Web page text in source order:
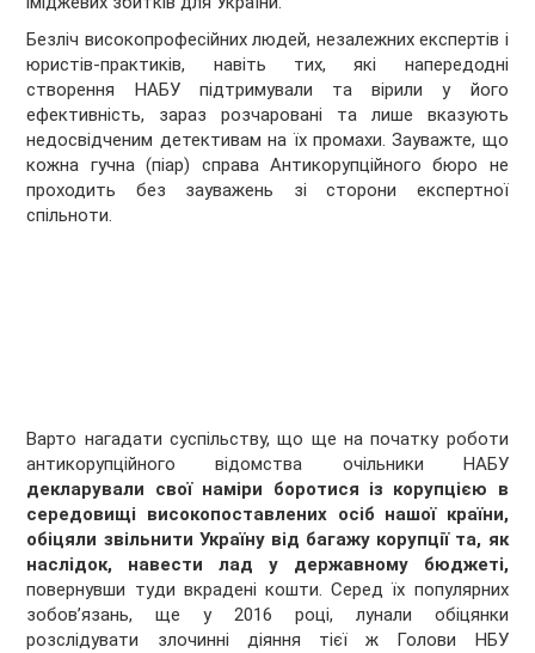
Безліч високопрофесійних людей, незалежних експертів і
юристів-практиків, навіть тих, які напередодні
створення НАБУ підтримували та вірили у його
ефективність, зараз розчаровані та лише вказують
недосвідченим детективам на їх промахи. Зауважте, що
кожна гучна (піар) справа Антикорупційного бюро не
проходить без зауважень зі сторони експертної
спільноти.
Варто нагадати суспільству, що ще на початку роботи
антикорупційного відомства очільники НАБУ
декларували свої наміри боротися із корупцією в
середовищі високопоставлених осіб нашої країни,
обіцяли звільнити Україну від багажу корупції та, як
наслідок, навести лад у державному бюджеті,
повернувши туди вкрадені кошти. Серед їх популярних
зобов’язань, ще у 2016 році, лунали обіцянки
розслідувати злочинні діяння тієї ж Голови НБУ